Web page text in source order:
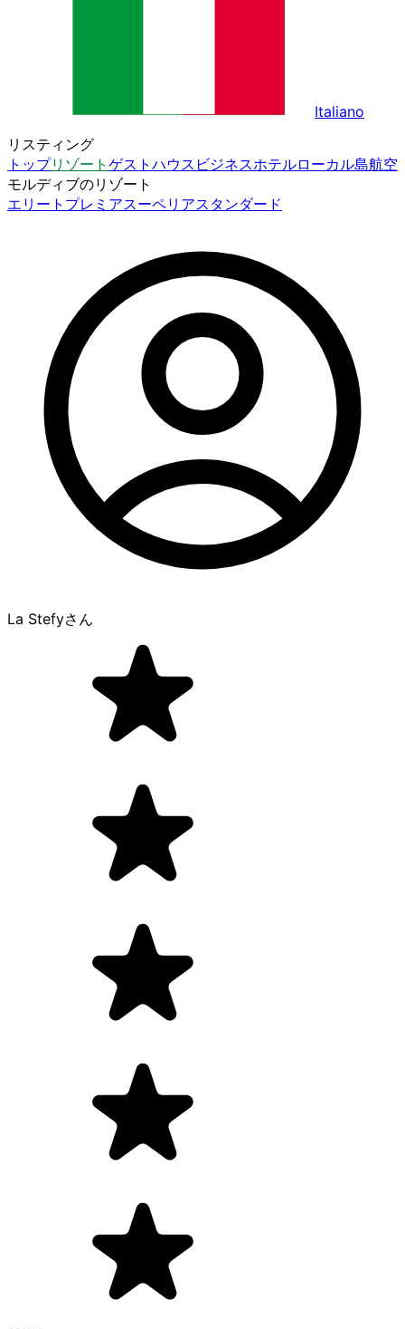
Italiano
リスティング
トップリゾート ゲストハウス ビジネスホテルローカル島航空
モルディブのリゾート
エリート プレミアスーペリアスタンダード
La Stefyさん